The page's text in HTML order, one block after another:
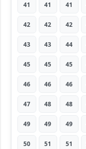
41 41 41
42 42 42
43 43 44
45 45 45
46 46 46
47 48 48
49 49 49
50 51 51